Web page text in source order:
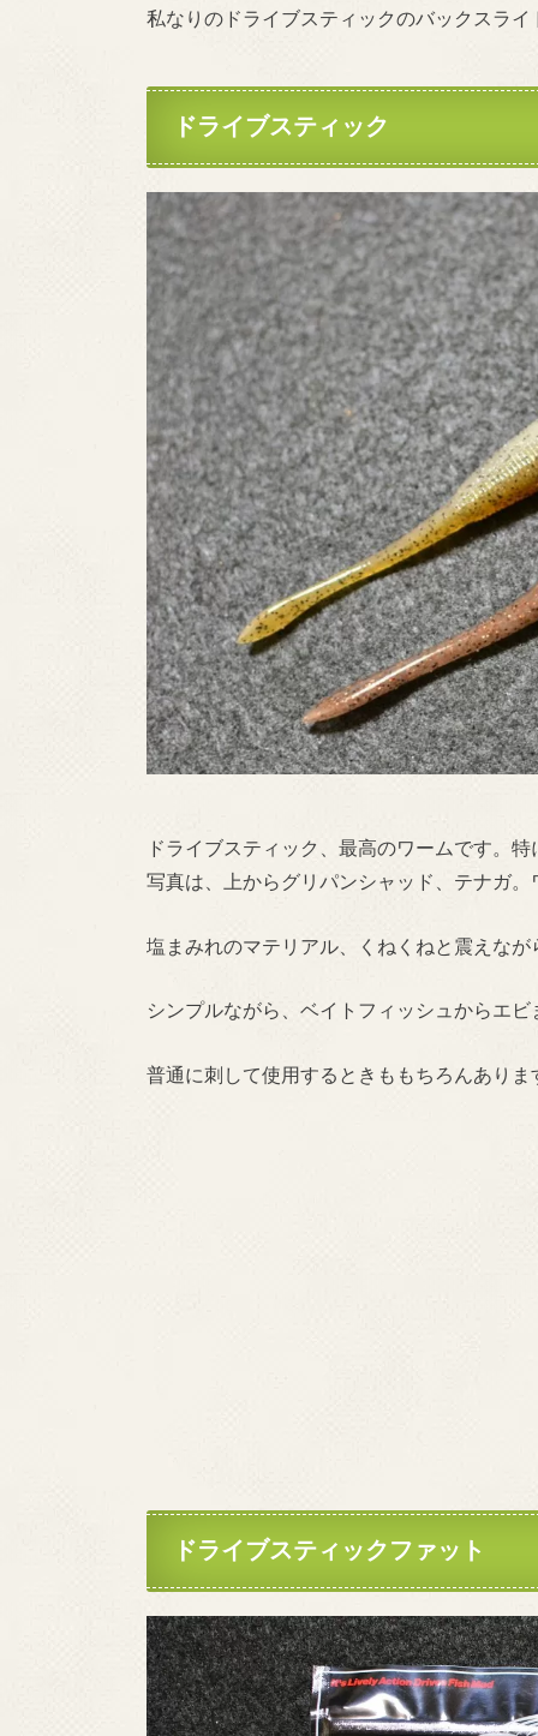
私なりのドライブスティックのバックスラ
ドライブスティック
ドライブスティック、最高のワームです。
写真は、上からグリパンシャッド、テナガ
塩まみれのマテリアル、くねくねと震えなが
シンプルながら、ベイトフィッシュからエ
普通に刺して使用するときももちろんあり
ドライブスティックファット